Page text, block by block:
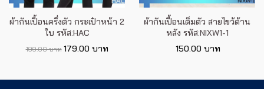
ผ้ากันเปื้อนครึ่งตัว กระเป๋าหน้า 2
ใบ รหัส:HAC
199.00 บาท 179.00 บาท
ผ้ากันเปื้อนเต็มตัว สายไขว้ด้าน
หลัง รหัส:NIXW1-1
150.00 บาท